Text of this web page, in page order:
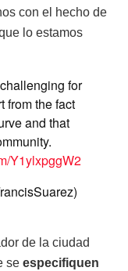
con el hecho de
lo estamos
for
from the fact
and that
Y1ylxpggW2
de la ciudad
se especifiquen